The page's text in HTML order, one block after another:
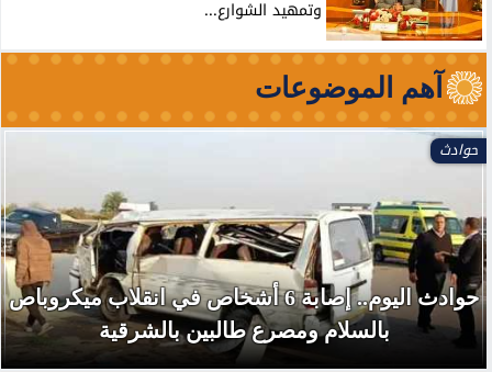
وتمهيد الشوارع...
آهم الموضوعات
العالم
استهداف سفينة تابعة لأدنوك بصاروخ أثناء عبورها
مضيق هرمز دون إصابات